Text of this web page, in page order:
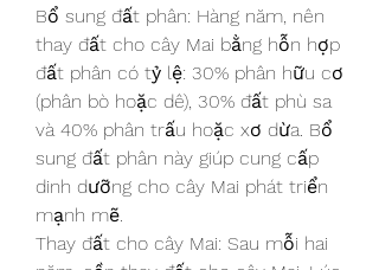
Bổ sung đất phân: Hàng năm, nên
thay đất cho cây Mai bằng hỗn hợp
đất phân có tỷ lệ: 30% phân hữu cơ
(phân bò hoặc dê), 30% đất phù sa
và 40% phân trấu hoặc xơ dừa. Bổ
sung đất phân này giúp cung cấp
dinh dưỡng cho cây Mai phát triển
mạnh mẽ.
Thay đất cho cây Mai: Sau mỗi hai